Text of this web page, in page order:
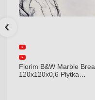
Florim B&W Marble
120x120x0,6 Płytka